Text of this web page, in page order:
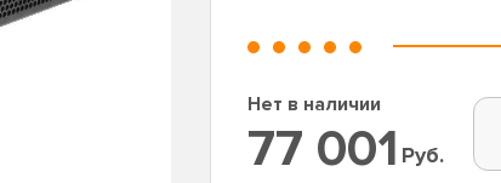
Нет в наличии
77 001 Руб.